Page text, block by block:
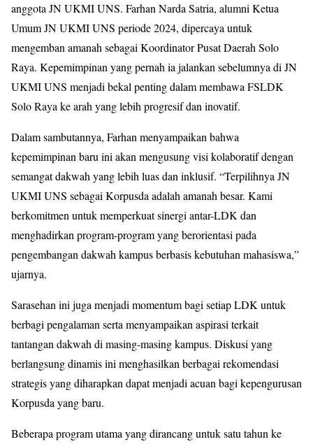
anggota JN UKMI UNS. Farhan Narda Satria, alumni Ketua
Umum JN UKMI UNS periode 2024, dipercaya untuk
mengemban amanah sebagai Koordinator Pusat Daerah Solo
Raya. Kepemimpinan yang pernah ia jalankan sebelumnya di JN
UKMI UNS menjadi bekal penting dalam membawa FSLDK
Solo Raya ke arah yang lebih progresif dan inovatif.
Dalam sambutannya, Farhan menyampaikan bahwa
kepemimpinan baru ini akan mengusung visi kolaboratif dengan
semangat dakwah yang lebih luas dan inklusif. “Terpilihnya JN
UKMI UNS sebagai Korpusda adalah amanah besar. Kami
berkomitmen untuk memperkuat sinergi antar-LDK dan
menghadirkan program-program yang berorientasi pada
pengembangan dakwah kampus berbasis kebutuhan mahasiswa,”
ujarnya.
Sarasehan ini juga menjadi momentum bagi setiap LDK untuk
berbagi pengalaman serta menyampaikan aspirasi terkait
tantangan dakwah di masing-masing kampus. Diskusi yang
berlangsung dinamis ini menghasilkan berbagai rekomendasi
strategis yang diharapkan dapat menjadi acuan bagi kepengurusan
Korpusda yang baru.
Beberapa program utama yang dirancang untuk satu tahun ke